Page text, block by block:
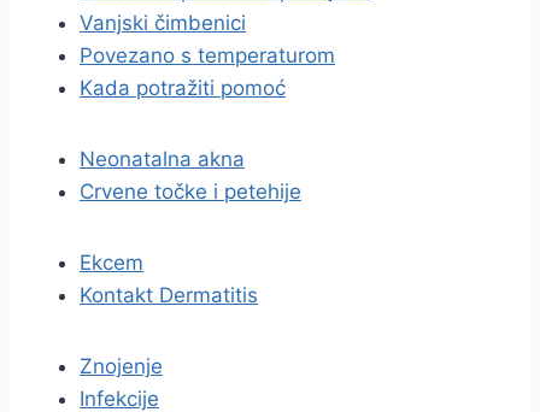
Vanjski čimbenici
Povezano s temperaturom
Kada potražiti pomoć
Neonatalna akna
Crvene točke i petehije
Ekcem
Kontakt Dermatitis
Znojenje
Infekcije